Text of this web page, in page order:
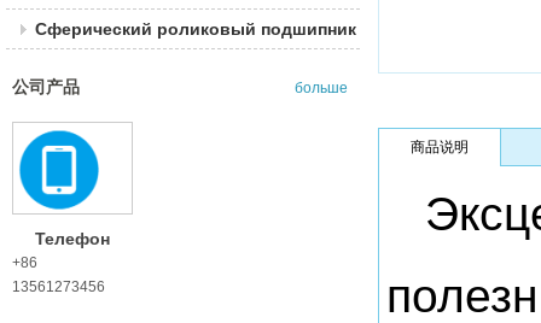
Сферический роликовый подшипник
公司产品 больше
Телефон
+86
13561273456
商品说明